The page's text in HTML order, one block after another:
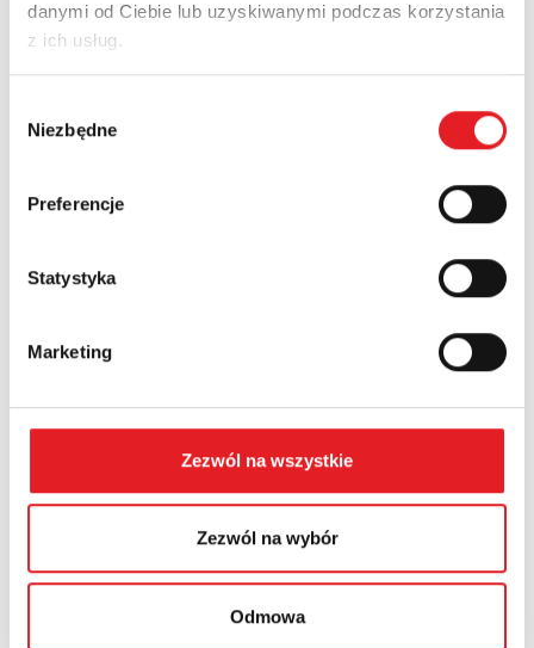
danymi od Ciebie lub uzyskiwanymi podczas korzystania
z ich usług.
zgody
Niezbędne
Preferencje
Statystyka
Marketing
Zezwól na wszystkie
Zezwól na wybór
Odmowa
Nazwa firmy:
Numer telefonu:
Województwo:
Wyrażam zgodę na przetwarzanie moich danych
osobowych przez Relpol S.A. Więcej informacji na temat
przetwarzania danych osobowych wPolityce prywatności.
Zapoznałem z treściąPolityki Prywatności*